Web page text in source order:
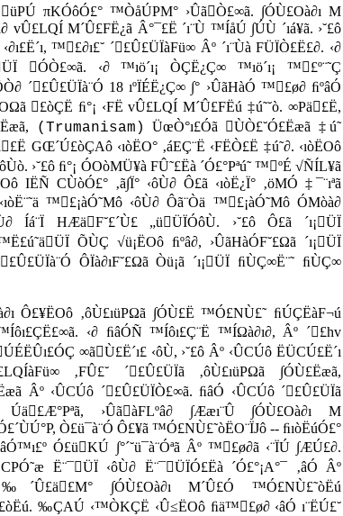
πKÓôÓ£° ™ÒåÚPM° ›ÛãÒ£∞ã. ∫ÓÙ£Oà∂ı M
vÛ£LQÍ M´Û£FË¿ã Â°¯£Ë ´ı¨Ù ™ÍåÚ ∫ÚÙ ´ıá¥ã. ›˘£ô
™£∂ı£˘ ´£Û£ÜÏàFü∞ Âº ´ı¨Ùà FÜÏÒ£Ë£∂. ‹∂
ÓÒ£∞ã. ‹∂ ™ıö´ı¡ ÒÇË¿Ç∞ ™ıö´ı¡ ™£º¨˜Ç
´£Û£ÜÏà¨Ó 18 ıºÏÉË¿Ç∞ ∫° ›ÛãHàÓ ™£ø∂ ﬁºâÓ
£òÇË ﬁ°¡ ‹FË vÛ£LQÍ M´Û£FËú ‡ú˜˘ò. ∞Pä£Ë,
(Trumanisam)
ÜœÒ°ı£Óã ÙÒ£˘Ó£Ëæã ‡ú˜
GŒ´Ú£òÇAô ‹ıòËO° ‚áEÇ¨Ë ‹FËÒ£Ë ‡ú˜∂. ‹ıòËOô
›˘£ô ﬁ°¡ ÓOòMÜ¥à FÛ˜£Ëà ´Ó£°Pªú˜ ™ºÉ √ÑÍL¥ã
IËÑ CÙòÓ£° ‚ã∫Ï° ‹ôÙ∂ Ô£ã ‹ıòË¿Ï° ‚öMÓ ‡¯¨ıªã
™£¡àÓ˜Mô ‹ôÙ∂ Ôã¨Òä ™£¡àÓ˜Mô ÓMòà∂
Íá¨Ï HÆäF˘£´Ù£ „üÜÏÓôÙ. ›˘£ô Ô£ã ´ı¡ÜÏ
ÕÙÇ √ü¡ËOô ﬁºâ∂, ›ÛãHàÓF˘£Ωã ´ı¡ÜÏ
ÔÏà∂ıF˘£Ωã Òü¡ã ´ı¡ÜÏ ﬁÙÇ∞Ë¨˜ ﬁÙÇ∞
Ô£¥ËOô ‚ôÙ£ıüPΩã ∫ÓÙ£Ë ™Ó£NÙ£˜ ﬁÚÇËàF¬ú
‹∂ ﬁâÓÑ ™Íôı£Ç¨Ë ™ÍΩà∂ı∂, Âº ´£hv
∞ãÙ£Ë´ı£ ‹ôÙ, ›˘£ô Âº ‹ÛCÚô ËÜCÚ£Ë´ı
‚FÛ£˘ ´£Û£ÜÏã ‚ôÙ£ıüPΩã ∫ÓÙ£Ëæã,
Âº ‹ÛCÚô ´£Û£ÜÏÒ£∞ã. ﬁâÓ ‹ÛCÚô ´£Û£ÜÏã
›ÛãàFLºâ∂ ∫Ææı¨Û ∫ÓÙ£Oà∂ı M
Ò£ü¯à¨Ó Ô£¥ã ™Ó£NÙ£˜òËO¨ÏJô -- ﬁıòËúÓ£°
Ó£üKÚ ∫°´˘ü¯à¨Óªã Âº ™£ø∂ã ‹¨ÏÚ ∫ÆÚ£∂.
Ë¨¯ÜÏ ‹ôÙ∂ Ë¨¯ÜÏÓ£Ëà ´Ó£°¡A°¯ ‚âÓ Âº
∫ÓÙ£Oà∂ı M´Û£Ó ™Ó£NÙ£˜òËú
‰ÇAÚ ‹™ÒKÇË ‹Û≤ËOô ﬁä™£ø∂ ‹âÓ ı¨ËÚ£˘